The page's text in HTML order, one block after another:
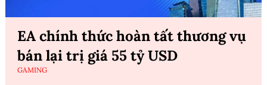
EA chính thức hoàn tất thương vụ
bán lại trị giá 55 tỷ USD
GAMING